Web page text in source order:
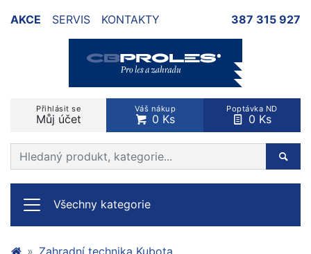
AKCE SERVIS KONTAKTY 387 315 927
Přihlásit se
Můj účet
Váš nákup
0 Ks
Poptávka ND
0 Ks
Prohledat web
Všechny kategorie
Zahradní technika Kubota